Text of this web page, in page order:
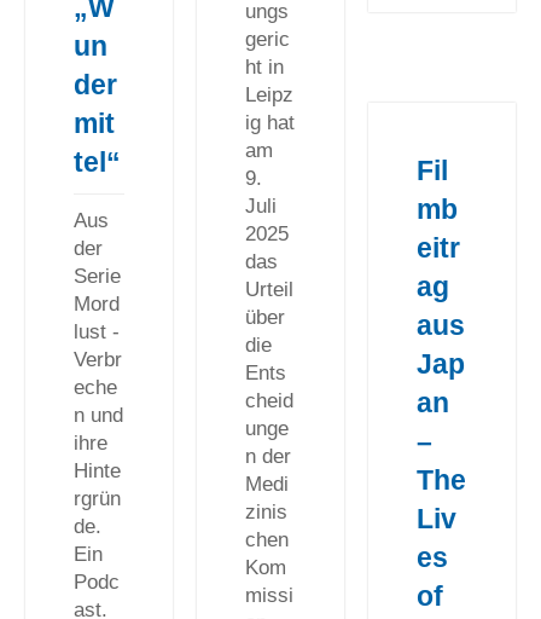
ungs
geric
ht in
Leipz
ig hat
am
9.
Juli
2025
das
Urteil
über
die
Ents
cheid
unge
n der
Medi
zinis
chen
Kom
missi
„W
un
der
mit
tel“
Aus
der
Serie
Mord
lust -
Verbr
eche
n und
ihre
Hinte
rgrün
de.
Ein
Podc
ast.
Fil
mb
eitr
ag
aus
Jap
an
–
The
Liv
es
of